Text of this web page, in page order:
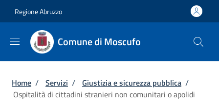
Regione Abruzzo
Comune di Moscufo
Briciole di pane
Home / Servizi / Giustizia e sicurezza pubblica /
Ospitalità di cittadini stranieri non comunitari o apolidi